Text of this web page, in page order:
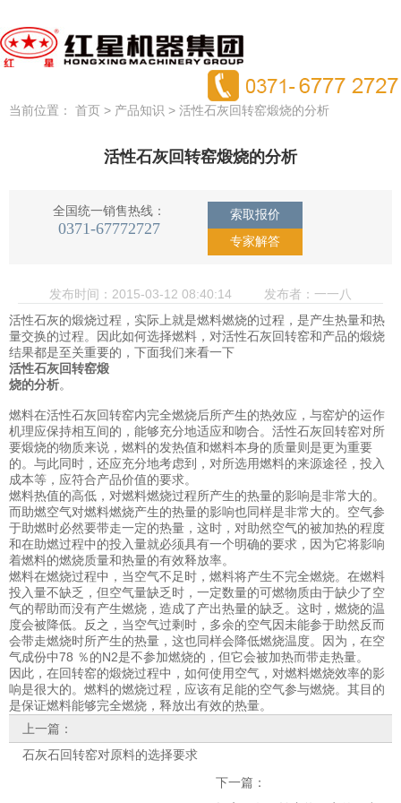
当前位置： 首页 > 产品知识 > 活性石灰回转窑煅烧的分析
活性石灰回转窑煅烧的分析
全国统一销售热线：
0371-67772727
索取报价
专家解答
发布时间：2015-03-12 08:40:14
发布者：一一八
活性石灰的煅烧过程，实际上就是燃料燃烧的过程，是产生热量和热
量交换的过程。因此如何选择燃料，对活性石灰回转窑和产品的煅烧
结果都是至关重要的，下面我们来看一下
活性石灰回转窑煅
烧的分析。
燃料在活性石灰回转窑内完全燃烧后所产生的热效应，与窑炉的运作
机理应保持相互间的，能够充分地适应和吻合。活性石灰回转窑对所
要煅烧的物质来说，燃料的发热值和燃料本身的质量则是更为重要
的。与此同时，还应充分地考虑到，对所选用燃料的来源途径，投入
成本等，应符合产品价值的要求。
燃料热值的高低，对燃料燃烧过程所产生的热量的影响是非常大的。
而助燃空气对燃料燃烧产生的热量的影响也同样是非常大的。空气参
于助燃时必然要带走一定的热量，这时，对助然空气的被加热的程度
和在助燃过程中的投入量就必须具有一个明确的要求，因为它将影响
着燃料的燃烧质量和热量的有效释放率。
燃料在燃烧过程中，当空气不足时，燃料将产生不完全燃烧。在燃料
投入量不缺乏，但空气量缺乏时，一定数量的可燃物质由于缺少了空
气的帮助而没有产生燃烧，造成了产出热量的缺乏。这时，燃烧的温
度会被降低。反之，当空气过剩时，多余的空气因未能参于助然反而
会带走燃烧时所产生的热量，这也同样会降低燃烧温度。因为，在空
气成份中78 ％的N2是不参加燃烧的，但它会被加热而带走热量。
因此，在回转窑的煅烧过程中，如何使用空气，对燃料燃烧效率的影
响是很大的。燃料的燃烧过程，应该有足能的空气参与燃烧。其目的
是保证燃料能够完全燃烧，释放出有效的热量。
上一篇：
石灰石回转窑对原料的选择要求
下一篇：